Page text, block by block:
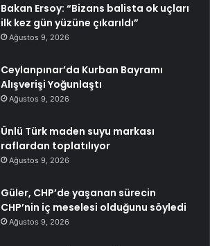
Bakan Ersoy: “Bizans balista ok uçları
ilk kez gün yüzüne çıkarıldı”
Ağustos 9, 2026
Ceylanpınar’da Kurban Bayramı
Alışverişi Yoğunlaştı
Ağustos 9, 2026
Ünlü Türk maden suyu markası
raflardan toplatılıyor
Ağustos 9, 2026
Güler, CHP’de yaşanan sürecin
CHP’nin iç meselesi olduğunu söyledi
Ağustos 9, 2026